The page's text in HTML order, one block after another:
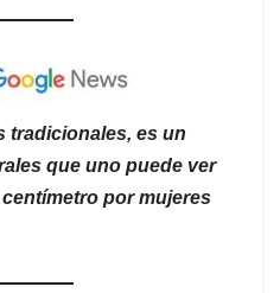
tradicionales, es un
que uno puede ver
por mujeres